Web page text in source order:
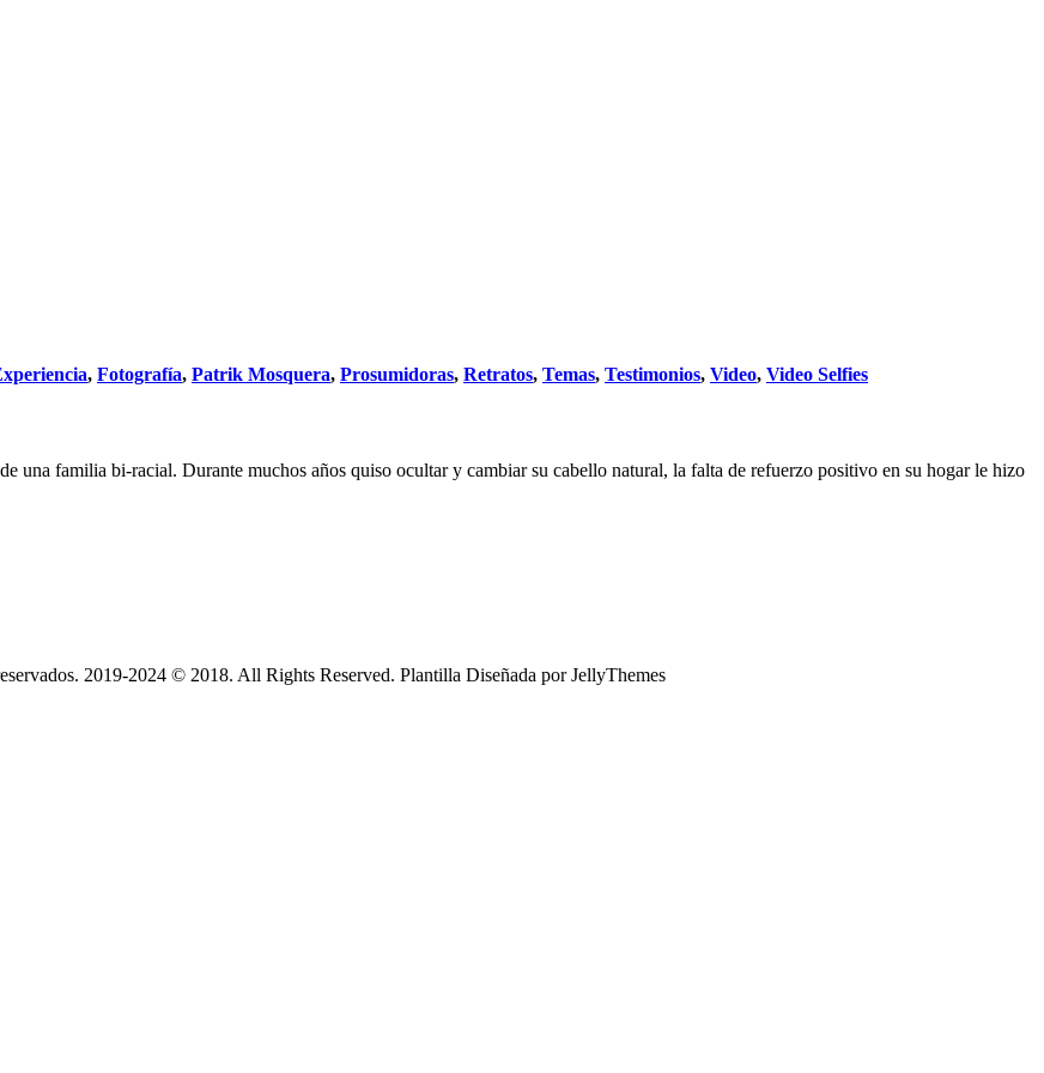
, Fotografía, Patrik Mosquera, Prosumidoras, Retratos, Temas, Testimonios, Video, Video Selfies
una familia bi-racial. Durante muchos años quiso ocultar y cambiar su cabello natural, la falta de refuerzo positivo en su hogar le hizo
2019-2024 © 2018. All Rights Reserved. Plantilla Diseñada por JellyThemes